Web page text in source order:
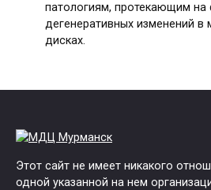
патологиям, протекающим на
дегенеративных изменений
дисках.
Этот сайт не имеет никакого
одной указанной на нем